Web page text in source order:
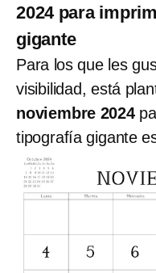
2024 para
gigante
Para los que les
visibilidad, está
noviembre 2024
tipografía gigante